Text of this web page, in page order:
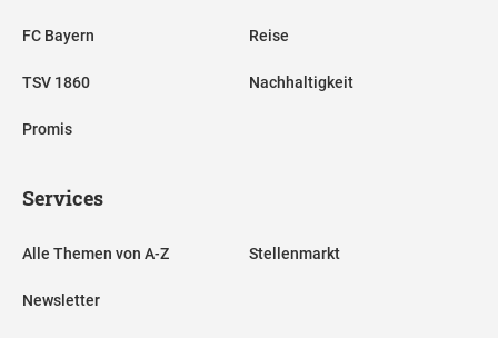
FC Bayern
TSV 1860
Promis
Reise
Nachhaltigkeit
Services
Alle Themen von A-Z
Newsletter
Stellenmarkt